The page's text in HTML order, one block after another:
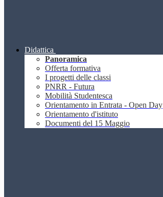
Didattica
Panoramica
Offerta formativa
I progetti delle classi
PNRR - Futura
Mobilità Studentesca
Orientamento in Entrata - Open Day
Orientamento d'istituto
Documenti del 15 Maggio